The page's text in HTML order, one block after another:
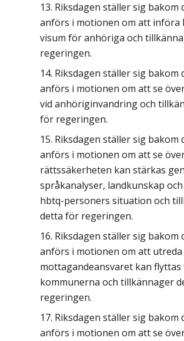
Riksdagen ställer sig bakom
anförs i motionen om att införa
visum för anhöriga och
regeringen.
Riksdagen ställer sig bakom
anförs i motionen om att se
vid anhöriginvandring och
för regeringen.
Riksdagen ställer sig bakom
anförs i motionen om att se
rättssäkerheten kan stärkas
språkanalyser, landkunskap
hbtq-personers situation och
detta för regeringen.
Riksdagen ställer sig bakom
anförs i motionen om att
mottagandeansvaret kan flyttas
kommunerna och tillkännager
regeringen.
Riksdagen ställer sig bakom
anförs i motionen om att se